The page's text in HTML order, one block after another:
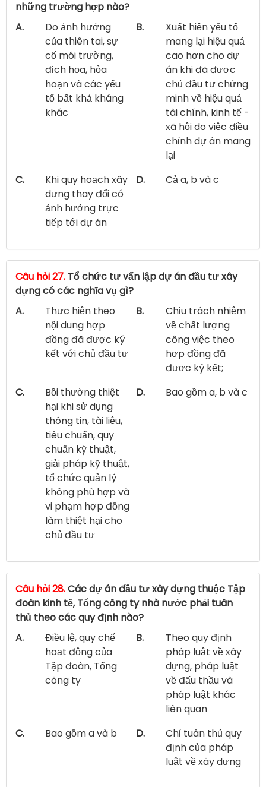
những trường hợp nào?
A.
Do ảnh hưởng
của thiên tai, sự
cố môi trường,
địch họa, hỏa
hoạn và các yếu
tố bất khả kháng
khác
B.
Xuất hiện yếu tố
mang lại hiệu quả
cao hơn cho dự
án khi đã được
chủ đầu tư chứng
minh về hiệu quả
tài chính, kinh tế -
xã hội do việc điều
chỉnh dự án mang
lại
C.
Khi quy hoạch xây
dựng thay đổi có
ảnh hưởng trực
tiếp tới dự án
D. Cả a, b và c
Câu hỏi 27. Tổ chức tư vấn lập dự án đầu tư xây
dựng có các nghĩa vụ gì?
A.
Thực hiện theo
nội dung hợp
đồng đã được ký
kết với chủ đầu tư
B.
Chịu trách nhiệm
về chất lượng
công việc theo
hợp đồng đã
được ký kết;
C.
Bồi thường thiệt
hại khi sử dụng
thông tin, tài liệu,
tiêu chuẩn, quy
chuẩn kỹ thuật,
giải pháp kỹ thuật,
tổ chức quản lý
không phù hợp và
vi phạm hợp đồng
làm thiệt hại cho
chủ đầu tư
D. Bao gồm a, b và c
Câu hỏi 28.Các dự án đầu tư xây dựng thuộc Tập
đoàn kinh tế, Tổng công ty nhà nước phải tuân
thủ theo các quy định nào?
A.
Điều lệ, quy chế
hoạt động của
Tập đoàn, Tổng
công ty
B.
Theo quy định
pháp luật về xây
dựng, pháp luật
về đấu thầu và
pháp luật khác
liên quan
C.
Bao gồm a và b D.
Chỉ tuân thủ quy
định của pháp
luật về xây dựng